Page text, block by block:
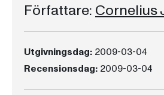
Författare: Cornelius
Utgivningsdag: 2009-03-04
Recensionsdag: 2009-03-04